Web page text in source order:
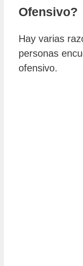
Ofensivo?
Hay varias
personas
ofensivo.